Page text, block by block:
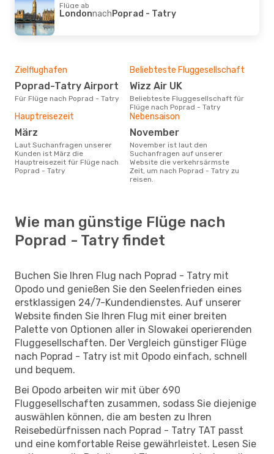
Flüge ab
LondonnachPoprad - Tatry
Zielflughafen
Poprad-Tatry Airport
Für Flüge nach Poprad - Tatry
Beliebteste Fluggesellschaft
Wizz Air UK
Beliebteste Fluggesellschaft für
Flüge nach Poprad - Tatry
Hauptreisezeit
März
Laut Suchanfragen unserer
Kunden ist März die
Hauptreisezeit für Flüge nach
Poprad - Tatry
Nebensaison
November
November ist laut den
Suchanfragen auf unserer
Website die verkehrsärmste
Zeit, um nach Poprad - Tatry zu
reisen.
Wie man günstige Flüge nach
Poprad - Tatry findet
Buchen Sie Ihren Flug nach Poprad - Tatry mit
Opodo und genießen Sie den Seelenfrieden eines
erstklassigen 24/7-Kundendienstes. Auf unserer
Website finden Sie Ihren Flug mit einer breiten
Palette von Optionen aller in Slowakei operierenden
Fluggesellschaften. Der Vergleich günstiger Flüge
nach Poprad - Tatry ist mit Opodo einfach, schnell
und bequem.
Bei Opodo arbeiten wir mit über 690
Fluggesellschaften zusammen, sodass Sie diejenige
auswählen können, die am besten zu Ihren
Reisebedürfnissen nach Poprad - Tatry TAT passt
und eine komfortable Reise gewährleistet. Lesen Sie